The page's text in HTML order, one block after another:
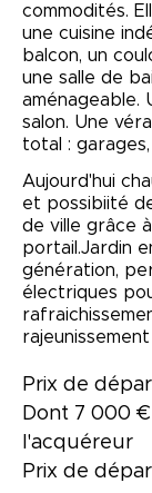
commodités.
une cuisine
balcon, un
une salle de
aménageable.
salon. Une
total :
Aujourd'hui
et possibiité
de ville grâce
portail.Jardin
génération,
électriques
Prix de
Dont 7 000
l'acquéreur
Prix de